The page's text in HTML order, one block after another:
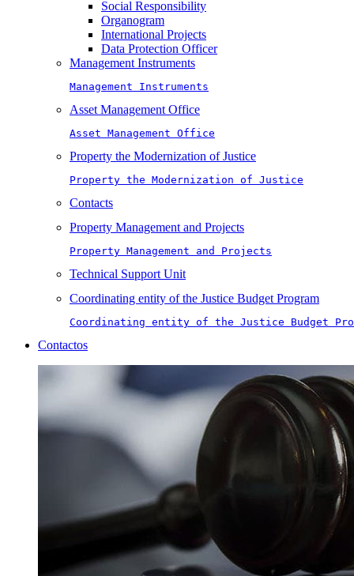
Social Responsibility
Organogram
International Projects
Data Protection Officer
Management Instruments
Management Instruments
Asset Management Office
Asset Management Office
Property the Modernization of Justice
Property the Modernization of Justice
Contacts
Property Management and Projects
Property Management and Projects
Technical Support Unit
Coordinating entity of the Justice Budget Program
Coordinating entity of the Justice Budget
Contactos